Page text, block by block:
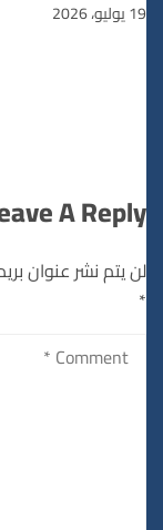
Leave A Reply
لن يتم نشر عنوان